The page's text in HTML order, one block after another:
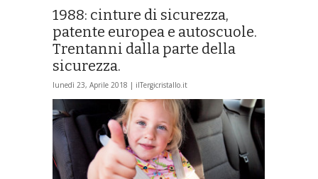
1988: cinture di sicurezza,
patente europea e autoscuole.
Trentanni dalla parte della
sicurezza.
lunedì 23, Aprile 2018 | ilTergicristallo.it